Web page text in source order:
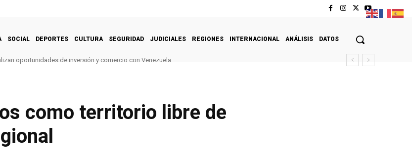
SOCIAL DEPORTES CULTURA SEGURIDAD JUDICIALES REGIONES INTERNACIONAL ANÁLISIS DATOS
oportunidades de inversión y comercio con Venezuela
como territorio libre de